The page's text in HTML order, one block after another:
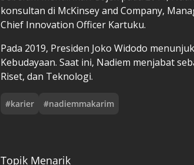
konsultan di McKinsey and Company,
Chief Innovation Officer Kartuku.
Pada 2019, Presiden Joko Widodo
Kebudayaan. Saat ini, Nadiem menjabat
Riset, dan Teknologi.
#karier #nadiemmakarim
Topik Menarik